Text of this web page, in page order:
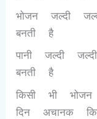
भोजन जल्दी
बनती है
पानी जल्दी
बनती है
किसी भी
दिन अचानक